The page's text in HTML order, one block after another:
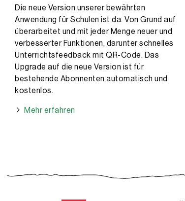
Die neue Version unserer bewährten
Anwendung für Schulen ist da. Von Grund auf
überarbeitet und mit jeder Menge neuer und
verbesserter Funktionen, darunter schnelles
Unterrichtsfeedback mit QR-Code. Das
Upgrade auf die neue Version ist für
bestehende Abonnenten automatisch und
kostenlos.
Mehr erfahren